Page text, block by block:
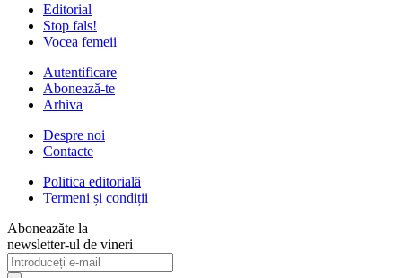
Editorial
Stop fals!
Vocea femeii
Autentificare
Abonează-te
Arhiva
Despre noi
Contacte
Politica editorială
Termeni și condiții
Aboneazăte la
newsletter-ul de vineri